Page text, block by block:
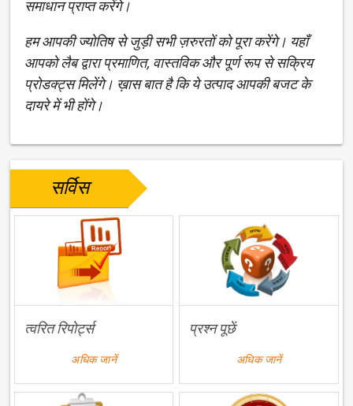
समाधान प्राप्त करेंगे।
हम आपकी ज्योतिष से जुड़ी सभी ज़रुरतों को पूरा करेंगे। यहाँ
आपको लैब द्वारा प्रमाणित, वास्तविक और पूर्ण रूप से सक्रिय
प्रोडक्ट्स मिलेंगे। ख़ास बात है कि ये उत्पाद आपकी बजट के
दायरे में भी होंगे।
सर्विस
त्वरित रिपोर्ट्स
अधिक जानें
प्रश्न पूछें
अधिक जानें